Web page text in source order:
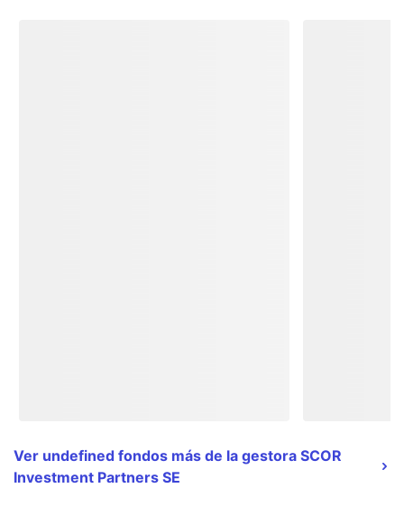
Ver undefined fondos más de la gestora SCOR
Investment Partners SE